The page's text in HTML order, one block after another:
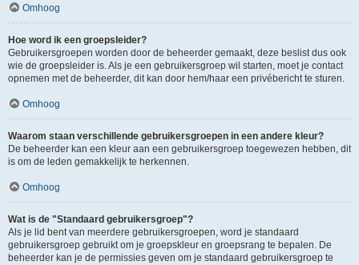
Omhoog
Hoe word ik een groepsleider?
Gebruikersgroepen worden door de beheerder gemaakt, deze beslist dus ook
wie de groepsleider is. Als je een gebruikersgroep wil starten, moet je contact
opnemen met de beheerder, dit kan door hem/haar een privébericht te sturen.
Omhoog
Waarom staan verschillende gebruikersgroepen in een andere kleur?
De beheerder kan een kleur aan een gebruikersgroep toegewezen hebben, dit
is om de leden gemakkelijk te herkennen.
Omhoog
Wat is de "Standaard gebruikersgroep"?
Als je lid bent van meerdere gebruikersgroepen, word je standaard
gebruikersgroep gebruikt om je groepskleur en groepsrang te bepalen. De
beheerder kan je de permissies geven om je standaard gebruikersgroep te